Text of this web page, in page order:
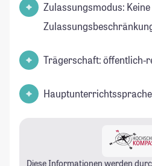
Zulassungsmodus: Keine
Trägerschaft: öffentlich-
Diese Informationen werden